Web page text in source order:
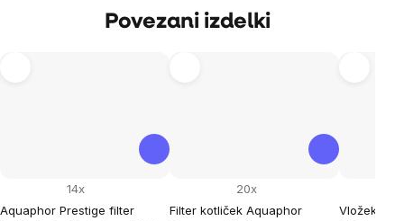
Povezani izdelki
Aquaphor Prestige filter
14x
Filter kotliček Aquaphor
20x
Vložek